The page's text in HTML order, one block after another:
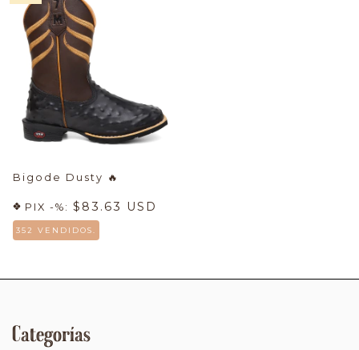
Bigode Dusty 🔥
PIX -%: $83.63 USD
352 VENDIDOS.
Categorías